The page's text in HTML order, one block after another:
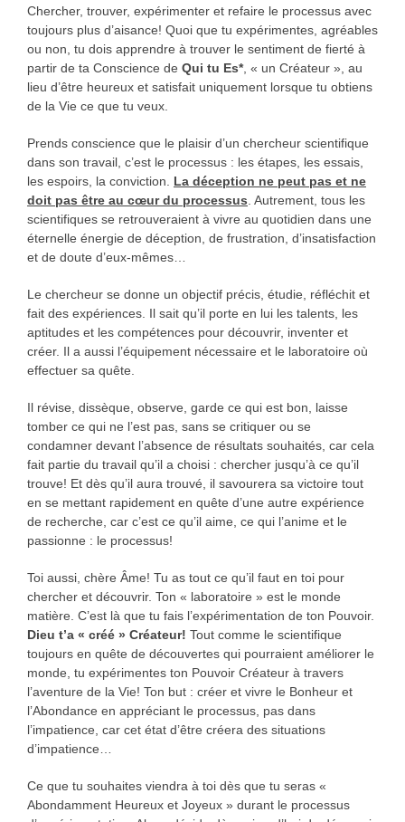
Chercher, trouver, expérimenter et refaire le processus avec
toujours plus d’aisance! Quoi que tu expérimentes, agréables
ou non, tu dois apprendre à trouver le sentiment de fierté à
partir de ta Conscience de Qui tu Es*, « un Créateur », au
lieu d’être heureux et satisfait uniquement lorsque tu obtiens
de la Vie ce que tu veux.
Prends conscience que le plaisir d’un chercheur scientifique
dans son travail, c’est le processus : les étapes, les essais,
les espoirs, la conviction. La déception ne peut pas et ne
doit pas être au cœur du processus . Autrement, tous les
scientifiques se retrouveraient à vivre au quotidien dans une
éternelle énergie de déception, de frustration, d’insatisfaction
et de doute d’eux-mêmes…
Le chercheur se donne un objectif précis, étudie, réfléchit et
fait des expériences. Il sait qu’il porte en lui les talents, les
aptitudes et les compétences pour découvrir, inventer et
créer. Il a aussi l’équipement nécessaire et le laboratoire où
effectuer sa quête.
Il révise, dissèque, observe, garde ce qui est bon, laisse
tomber ce qui ne l’est pas, sans se critiquer ou se
condamner devant l’absence de résultats souhaités, car cela
fait partie du travail qu’il a choisi : chercher jusqu’à ce qu’il
trouve! Et dès qu’il aura trouvé, il savourera sa victoire tout
en se mettant rapidement en quête d’une autre expérience
de recherche, car c’est ce qu’il aime, ce qui l’anime et le
passionne : le processus!
Toi aussi, chère Âme! Tu as tout ce qu’il faut en toi pour
chercher et découvrir. Ton « laboratoire » est le monde
matière. C’est là que tu fais l’expérimentation de ton Pouvoir.
Dieu t’a « créé » Créateur! Tout comme le scientifique
toujours en quête de découvertes qui pourraient améliorer le
monde, tu expérimentes ton Pouvoir Créateur à travers
l’aventure de la Vie! Ton but : créer et vivre le Bonheur et
l’Abondance en appréciant le processus, pas dans
l’impatience, car cet état d’être créera des situations
d’impatience…
Ce que tu souhaites viendra à toi dès que tu seras «
Abondamment Heureux et Joyeux » durant le processus